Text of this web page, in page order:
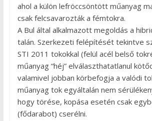
ahol a külön lefröccsöntött műanyag
csak felcsavarozták a fémtokra.
A Bul által alkalmazott megoldás a
talán. Szerkezeti felépítését tekintve
STI 2011 tokokkal (felül acél belső
műanyag “héj” elválaszthatatlanul
valamivel jobban körbefogja a valódi
műanyag tok egyáltalán nem
hogy törése, kopása esetén csak
(fődarabot) cserélni.